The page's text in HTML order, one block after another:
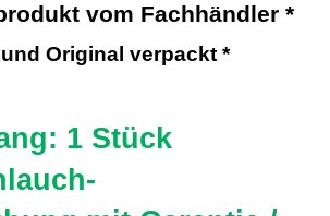
vom Fachhändler *
Original verpackt *
1 Stück